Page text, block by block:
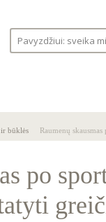
būklės Raumenų
po